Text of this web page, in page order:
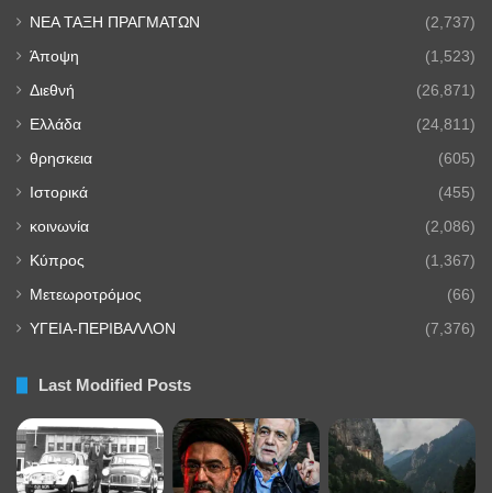
NEA TAΞΗ ΠΡΑΓΜΑΤΩΝ (2,737)
Άποψη (1,523)
Διεθνή (26,871)
Ελλάδα (24,811)
θρησκεια (605)
Ιστορικά (455)
κοινωνία (2,086)
Κύπρος (1,367)
Μετεωροτρόμος (66)
ΥΓΕΙΑ-ΠΕΡΙΒΑΛΛΟΝ (7,376)
Last Modified Posts